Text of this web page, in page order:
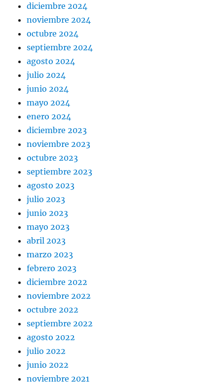
diciembre 2024
noviembre 2024
octubre 2024
septiembre 2024
agosto 2024
julio 2024
junio 2024
mayo 2024
enero 2024
diciembre 2023
noviembre 2023
octubre 2023
septiembre 2023
agosto 2023
julio 2023
junio 2023
mayo 2023
abril 2023
marzo 2023
febrero 2023
diciembre 2022
noviembre 2022
octubre 2022
septiembre 2022
agosto 2022
julio 2022
junio 2022
noviembre 2021